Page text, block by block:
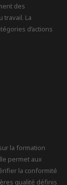
des
travail. La
d’actions
la formation
permet aux
la conformité
qualité définis